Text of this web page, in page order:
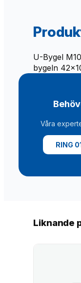
4
ä
n
g
U-Bygel
bygeln
Våra
RING
Liknande